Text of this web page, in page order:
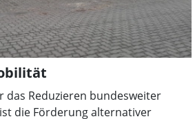
das Reduzieren bundesweiter
die Förderung alternativer